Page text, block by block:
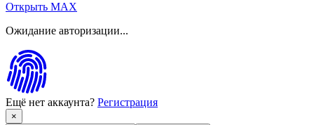
Открыть MAX
Ожидание авторизации...
Ещё нет аккаунта? Регистрация
×